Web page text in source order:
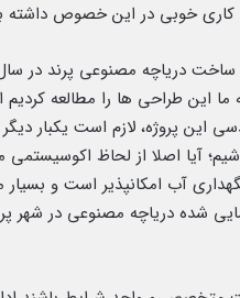
کاری خوبی در این خصوص داشته
دریاچه مصنوعی پرند در
پروژه، لازم است یکبار
آیا اصلا از لحاظ اکوسیستمی
آب امکانپذیر است و
شده دریاچه مصنوعی در